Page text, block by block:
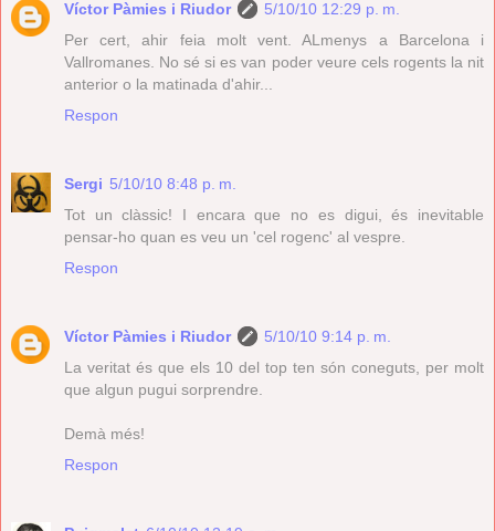
Víctor Pàmies i Riudor
5/10/10 12:29 p. m.
Per cert, ahir feia molt vent. ALmenys a Barcelona i
Vallromanes. No sé si es van poder veure cels rogents la nit
anterior o la matinada d'ahir...
Respon
Sergi 5/10/10 8:48 p. m.
Tot un clàssic! I encara que no es digui, és inevitable
pensar-ho quan es veu un 'cel rogenc' al vespre.
Respon
Víctor Pàmies i Riudor
5/10/10 9:14 p. m.
La veritat és que els 10 del top ten són coneguts, per molt
que algun pugui sorprendre.
Demà més!
Respon